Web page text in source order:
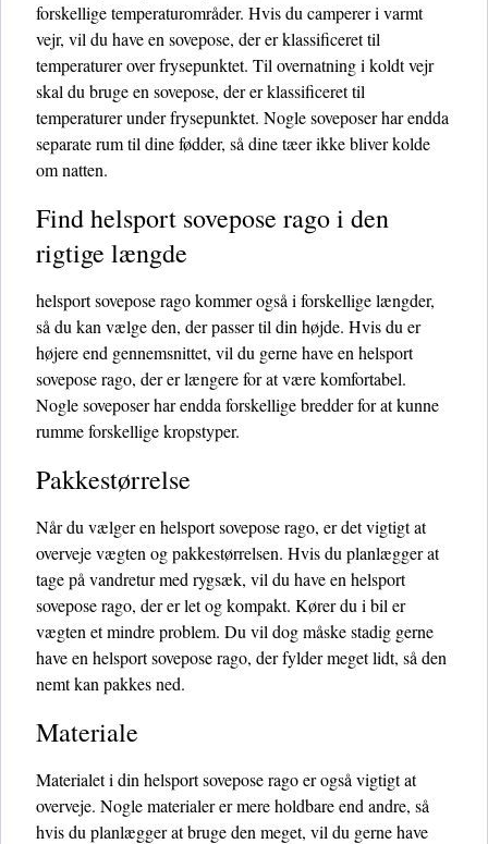
forskellige temperaturområder. Hvis du camperer i varmt
vejr, vil du have en sovepose, der er klassificeret til
temperaturer over frysepunktet. Til overnatning i koldt vejr
skal du bruge en sovepose, der er klassificeret til
temperaturer under frysepunktet. Nogle soveposer har endda
separate rum til dine fødder, så dine tæer ikke bliver kolde
om natten.
Find helsport sovepose rago i den
rigtige længde
helsport sovepose rago kommer også i forskellige længder,
så du kan vælge den, der passer til din højde. Hvis du er
højere end gennemsnittet, vil du gerne have en helsport
sovepose rago, der er længere for at være komfortabel.
Nogle soveposer har endda forskellige bredder for at kunne
rumme forskellige kropstyper.
Pakkestørrelse
Når du vælger en helsport sovepose rago, er det vigtigt at
overveje vægten og pakkestørrelsen. Hvis du planlægger at
tage på vandretur med rygsæk, vil du have en helsport
sovepose rago, der er let og kompakt. Kører du i bil er
vægten et mindre problem. Du vil dog måske stadig gerne
have en helsport sovepose rago, der fylder meget lidt, så den
nemt kan pakkes ned.
Materiale
Materialet i din helsport sovepose rago er også vigtigt at
overveje. Nogle materialer er mere holdbare end andre, så
hvis du planlægger at bruge den meget, vil du gerne have